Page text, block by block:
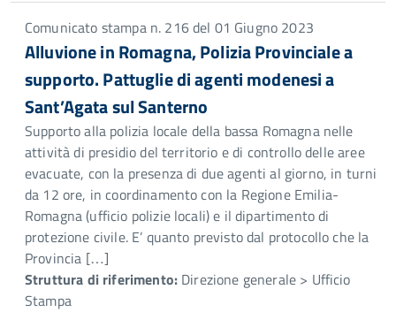
Comunicato stampa n. 216 del 01 Giugno 2023
Alluvione in Romagna, Polizia Provinciale a
supporto. Pattuglie di agenti modenesi a
Sant’Agata sul Santerno
Supporto alla polizia locale della bassa Romagna nelle
attività di presidio del territorio e di controllo delle aree
evacuate, con la presenza di due agenti al giorno, in turni
da 12 ore, in coordinamento con la Regione Emilia-
Romagna (ufficio polizie locali) e il dipartimento di
protezione civile. E’ quanto previsto dal protocollo che la
Provincia […]
Struttura di riferimento: Direzione generale > Ufficio
Stampa